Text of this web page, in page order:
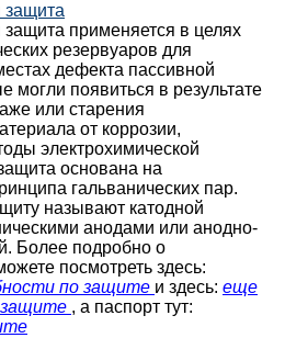
защита
применяется в целях
резервуаров для
дефекта пассивной
могли появиться в результате
или старения
от коррозии,
электрохимической
основана на
гальванических пар.
называют катодной
анодами или анодно-
Более подробно о
посмотреть здесь:
по защите и здесь: еще
защите , а паспорт тут: